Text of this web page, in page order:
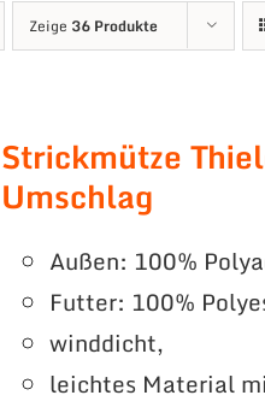
Zeige 36 Produkte
Strickmütze
Umschlag
Außen: 100%
Futter: 100%
winddicht,
leichtes Material